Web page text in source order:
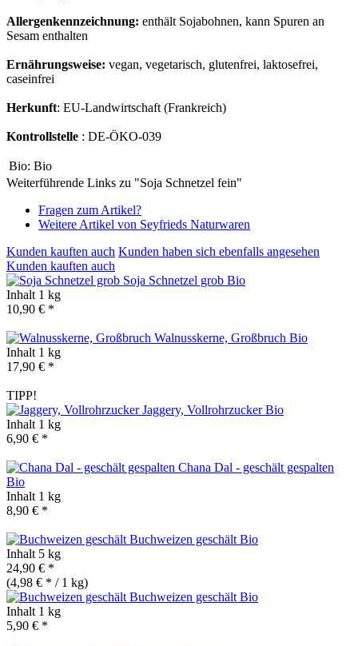
Allergenkennzeichnung: enthält Sojabohnen, kann Spuren an
Sesam enthalten
Ernährungsweise: vegan, vegetarisch, glutenfrei, laktosefrei,
caseinfrei
Herkunft: EU-Landwirtschaft (Frankreich)
Kontrollstelle : DE-ÖKO-039
Bio: Bio
Weiterführende Links zu "Soja Schnetzel fein"
Fragen zum Artikel?
Weitere Artikel von Seyfrieds Naturwaren
Kunden kauften auch Kunden haben sich ebenfalls angesehen
Kunden kauften auch
Soja Schnetzel grob Bio
Inhalt 1 kg
10,90 € *
Walnusskerne, Großbruch Bio
Inhalt 1 kg
17,90 € *
TIPP!
Jaggery, VollrohrzuckerBio
Inhalt 1 kg
6,90 € *
Chana Dal - geschält gespalten
Bio
Inhalt 1 kg
8,90 € *
Buchweizen geschält Bio
Inhalt 5 kg
24,90 € *
(4,98 € * / 1 kg)
Buchweizen geschält Bio
Inhalt 1 kg
5,90 € *